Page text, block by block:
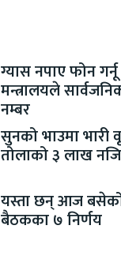
ग्यास नपाए फोन
मन्त्रालयले
नम्बर
सुनको भाउमा भारी
तोलाको ३ लाख
यस्ता छन् आज बसेको
बैठकका ७ निर्णय